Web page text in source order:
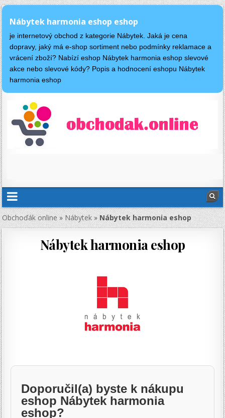
Nábytek harmonia eshop eshop
je internetový obchod z kategorie Nábytek. Jaká je cena
dopravy, jaký má e-shop sortiment nebo podmínky reklamace a
vrácení zboží? Nabízí eshop Nábytek harmonia eshop slevové
akce nebo slevové kódy? Popis a hodnocení eshopu Nábytek
harmonia eshop
Obchoďák online»Nábytek»Nábytek harmonia eshop
Nábytek harmonia eshop
Doporučil(a) byste k nákupu
eshop Nábytek harmonia
eshop?